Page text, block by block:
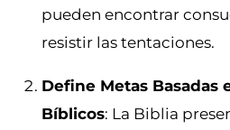
pueden encontrar
resistir las tentaciones.
Define Metas Basadas
Bíblicos: La Biblia